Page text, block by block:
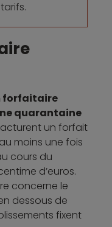
forfaitaire
quarantaine
un forfait
moins une fois
cours du
d’euros.
concerne le
dessous de
fixent